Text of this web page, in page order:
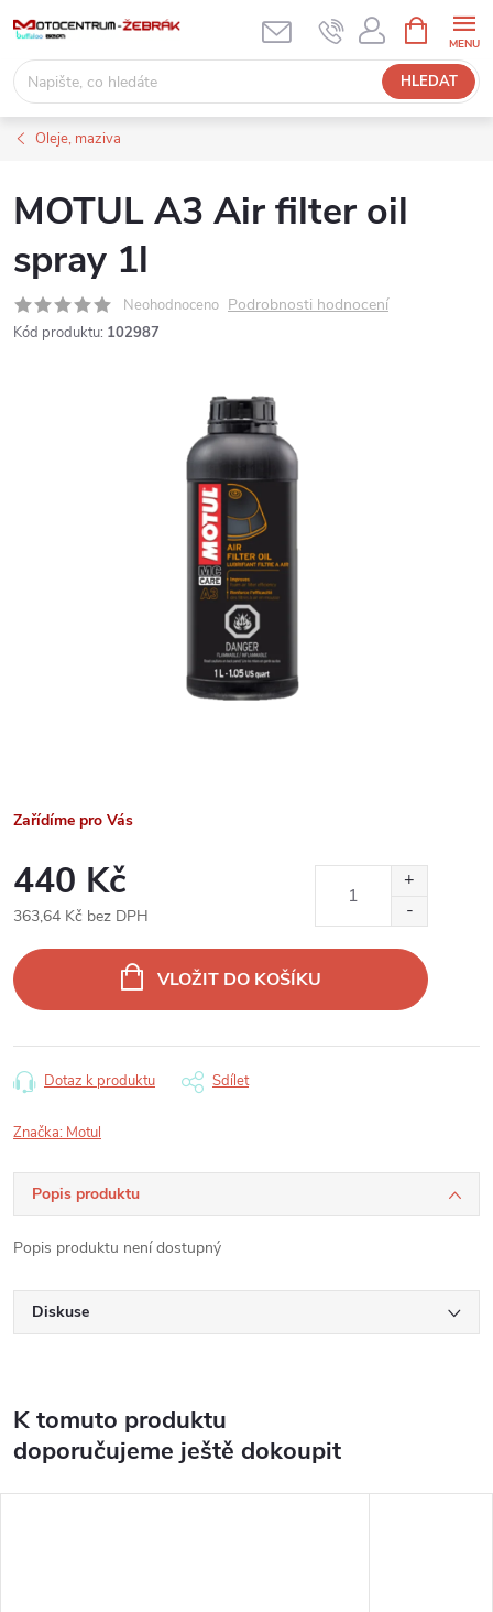
obsah
HLEDAT
NÁKUPNÍ
KOŠÍK
Oleje, maziva
MOTUL A3 Air filter oil
spray 1l
Neohodnoceno Podrobnosti hodnocení
Kód produktu: 102987
Zařídíme pro Vás
440 Kč
363,64 Kč bez DPH
cena:
VLOŽIT DO KOŠÍKU
Dotaz k produktu Sdílet
Značka: Motul
Popis produktu
Popis produktu není dostupný
Diskuse
K tomuto produktu
doporučujeme ještě dokoupit